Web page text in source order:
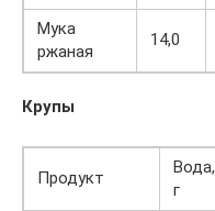
Мука
ржаная
14,0
Крупы
Продукт
Вода,
г